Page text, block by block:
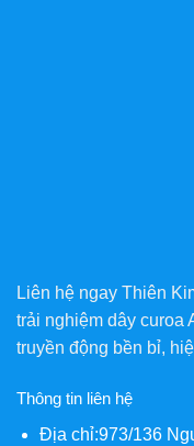
Liên hệ ngay Thiên
trải nghiệm dây curoa
truyền động bền bỉ,
Thông tin liên hệ
Địa chỉ:973/136